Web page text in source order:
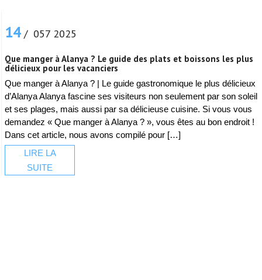
14 / 057 2025
Que manger à Alanya ? Le guide des plats et boissons les plus
délicieux pour les vacanciers
Que manger à Alanya ? | Le guide gastronomique le plus délicieux
d’Alanya Alanya fascine ses visiteurs non seulement par son soleil
et ses plages, mais aussi par sa délicieuse cuisine. Si vous vous
demandez « Que manger à Alanya ? », vous êtes au bon endroit !
Dans cet article, nous avons compilé pour […]
LIRE LA
SUITE